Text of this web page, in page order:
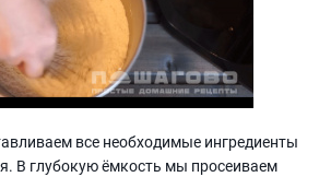
все необходимые ингредиенты
В глубокую ёмкость мы просеиваем